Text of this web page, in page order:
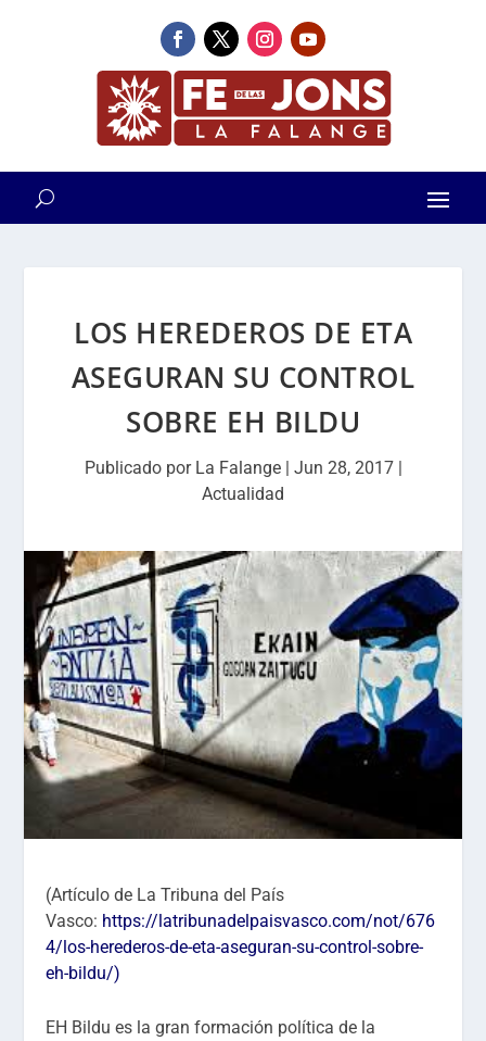
LOS HEREDEROS DE ETA
ASEGURAN SU CONTROL
SOBRE EH BILDU
Publicado por La Falange| Jun 28, 2017|
Actualidad
(Artículo de La Tribuna del País
Vasco: https://latribunadelpaisvasco.com/not/676
4/los-herederos-de-eta-aseguran-su-control-sobre-
eh-bildu/)
EH Bildu es la gran formación política de la